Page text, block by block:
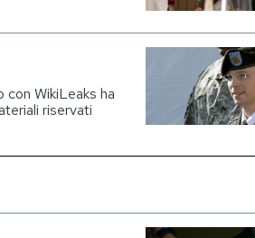
WikiLeaks ha
riservati